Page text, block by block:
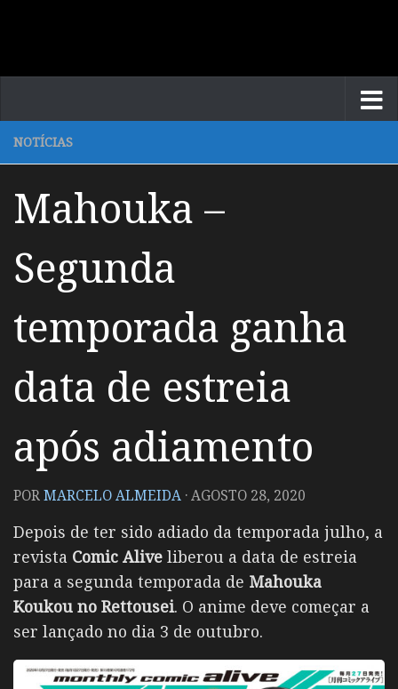
NOTÍCIAS
Mahouka –
Segunda
temporada ganha
data de estreia
após adiamento
PORMARCELO ALMEIDA ·AGOSTO 28, 2020
Depois de ter sido adiado da temporada julho, a
revista Comic Alive liberou a data de estreia
para a segunda temporada de Mahouka
Koukou no Rettousei. O anime deve começar a
ser lançado no dia 3 de outubro.